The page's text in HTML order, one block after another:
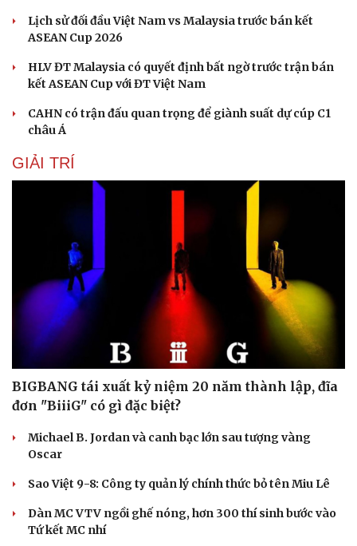
Lịch sử đối đầu Việt Nam vs Malaysia trước bán kết
ASEAN Cup 2026
HLV ĐT Malaysia có quyết định bất ngờ trước trận bán
kết ASEAN Cup với ĐT Việt Nam
CAHN có trận đấu quan trọng để giành suất dự cúp C1
châu Á
GIẢI TRÍ
BIGBANG tái xuất kỷ niệm 20 năm thành lập, đĩa
đơn "BiiiG" có gì đặc biệt?
Michael B. Jordan và canh bạc lớn sau tượng vàng
Oscar
Sao Việt 9-8: Công ty quản lý chính thức bỏ tên Miu Lê
Dàn MC VTV ngồi ghế nóng, hơn 300 thí sinh bước vào
Tứ kết MC nhí